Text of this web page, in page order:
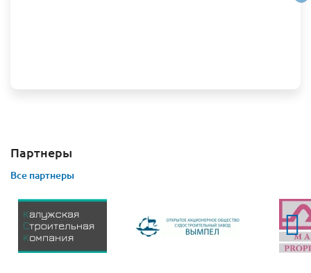
Партнеры
Все партнеры